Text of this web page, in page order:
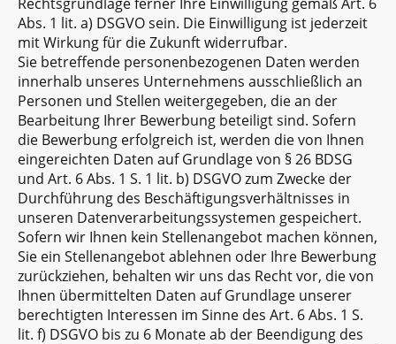
Abs. 1 lit. a) DSGVO sein. Die Einwilligung ist jederzeit
mit Wirkung für die Zukunft widerrufbar.
Sie betreffende personenbezogenen Daten werden
innerhalb unseres Unternehmens ausschließlich an
Personen und Stellen weitergegeben, die an der
Bearbeitung Ihrer Bewerbung beteiligt sind. Sofern
die Bewerbung erfolgreich ist, werden die von Ihnen
eingereichten Daten auf Grundlage von § 26 BDSG
und Art. 6 Abs. 1 S. 1 lit. b) DSGVO zum Zwecke der
Durchführung des Beschäftigungsverhältnisses in
unseren Datenverarbeitungssystemen gespeichert.
Sofern wir Ihnen kein Stellenangebot machen können,
Sie ein Stellenangebot ablehnen oder Ihre Bewerbung
zurückziehen, behalten wir uns das Recht vor, die von
Ihnen übermittelten Daten auf Grundlage unserer
berechtigten Interessen im Sinne des Art. 6 Abs. 1 S.
lit. f) DSGVO bis zu 6 Monate ab der Beendigung des